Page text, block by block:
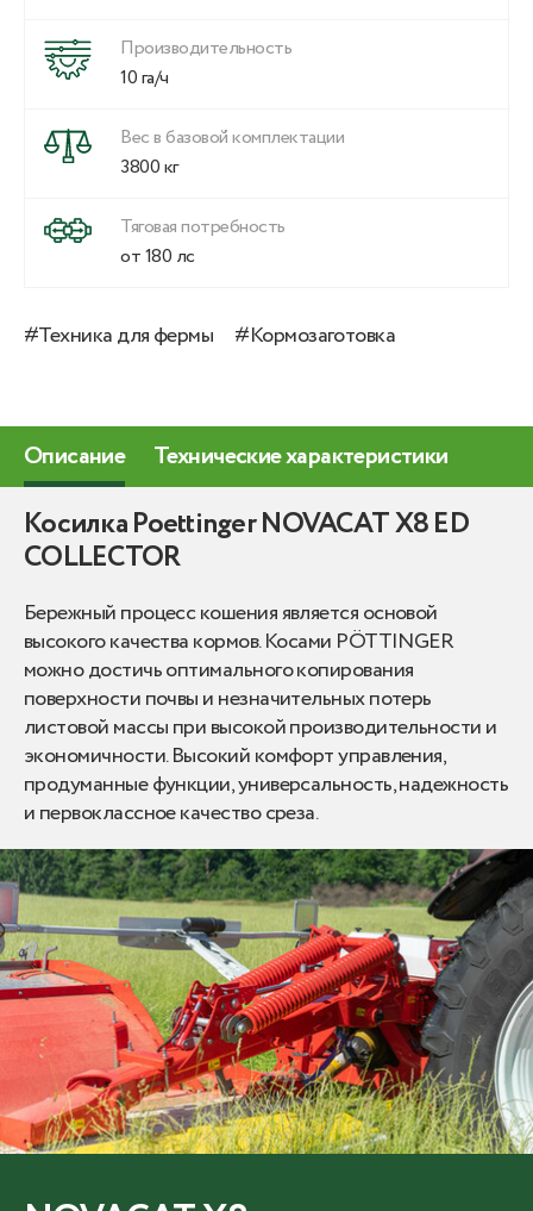
Производительность
10 га/ч
Вес в базовой комплектации
3800 кг
Тяговая потребность
от 180 лс
#Техника для фермы #Кормозаготовка
Описание Технические характеристики
Косилка Poettinger NOVACAT X8 ED
СOLLECTOR
Бережный процесс кошения является основой
высокого качества кормов. Косами PÖTTINGER
можно достичь оптимального копирования
поверхности почвы и незначительных потерь
листовой массы при высокой производительности и
экономичности. Высокий комфорт управления,
продуманные функции, универсальность, надежность
и первоклассное качество среза.